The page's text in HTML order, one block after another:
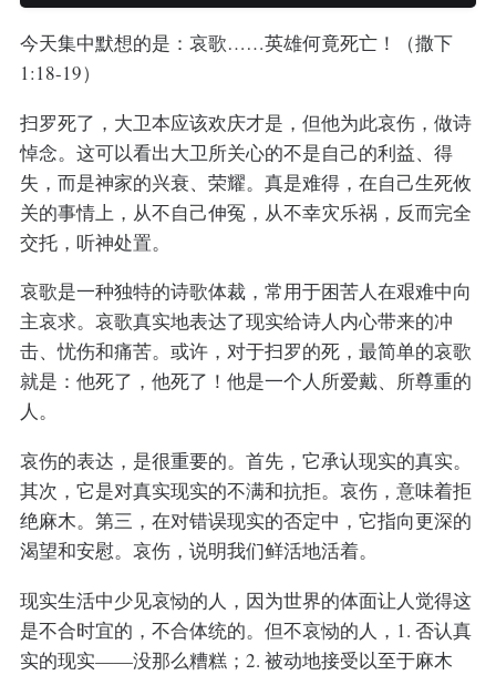
今天集中默想的是：哀歌……英雄何竟死亡！（撒下
1:18-19）
扫罗死了，大卫本应该欢庆才是，但他为此哀伤，做诗
悼念。这可以看出大卫所关心的不是自己的利益、得
失，而是神家的兴衰、荣耀。真是难得，在自己生死攸
关的事情上，从不自己伸冤，从不幸灾乐祸，反而完全
交托，听神处置。
哀歌是一种独特的诗歌体裁，常用于困苦人在艰难中向
主哀求。哀歌真实地表达了现实给诗人内心带来的冲
击、忧伤和痛苦。或许，对于扫罗的死，最简单的哀歌
就是：他死了，他死了！他是一个人所爱戴、所尊重的
人。
哀伤的表达，是很重要的。首先，它承认现实的真实。
其次，它是对真实现实的不满和抗拒。哀伤，意味着拒
绝麻木。第三，在对错误现实的否定中，它指向更深的
渴望和安慰。哀伤，说明我们鲜活地活着。
现实生活中少见哀恸的人，因为世界的体面让人觉得这
是不合时宜的，不合体统的。但不哀恸的人，1. 否认真
实的现实——没那么糟糕；2. 被动地接受以至于麻木